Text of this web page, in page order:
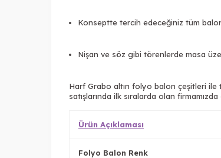
Konseptte tercih edeceğiniz tüm
Nişan ve söz gibi törenlerde masa
Harf Grabo altın folyo balon çeşitleri ile
satışlarında ilk sıralarda olan
Ürün Açıklaması
Folyo Balon Renk